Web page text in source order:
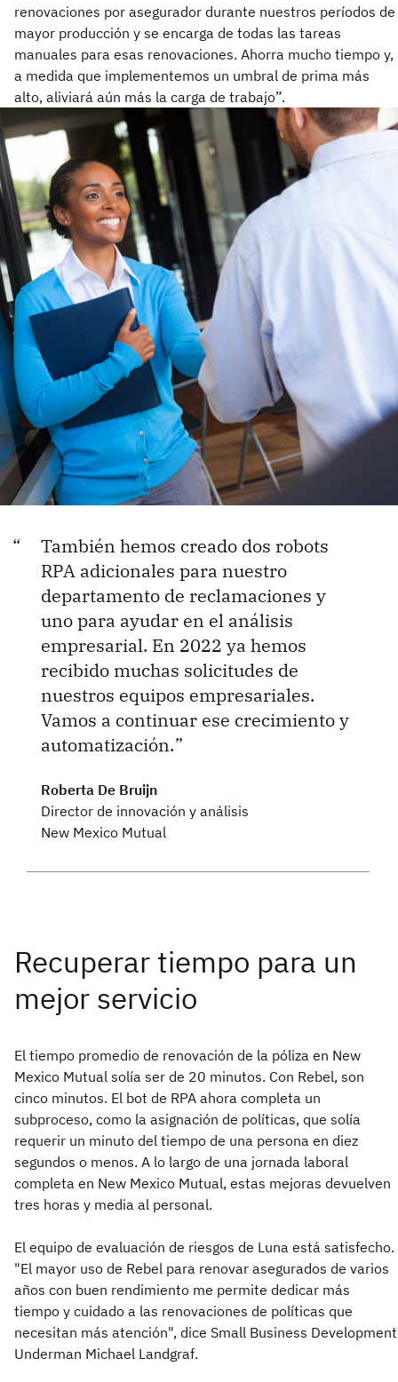
renovaciones por asegurador durante nuestros períodos de
mayor producción y se encarga de todas las tareas
manuales para esas renovaciones. Ahorra mucho tiempo y,
a medida que implementemos un umbral de prima más
alto, aliviará aún más la carga de trabajo”.
También hemos creado dos robots
RPA adicionales para nuestro
departamento de reclamaciones y
uno para ayudar en el análisis
empresarial. En 2022 ya hemos
recibido muchas solicitudes de
nuestros equipos empresariales.
Vamos a continuar ese crecimiento y
automatización.
Roberta De Bruijn
Director de innovación y análisis
New Mexico Mutual
El tiempo promedio de renovación de la póliza en New
Mexico Mutual solía ser de 20 minutos. Con Rebel, son
cinco minutos. El bot de RPA ahora completa un
subproceso, como la asignación de políticas, que solía
requerir un minuto del tiempo de una persona en diez
segundos o menos. A lo largo de una jornada laboral
completa en New Mexico Mutual, estas mejoras devuelven
tres horas y media al personal.
El equipo de evaluación de riesgos de Luna está satisfecho.
"El mayor uso de Rebel para renovar asegurados de varios
años con buen rendimiento me permite dedicar más
tiempo y cuidado a las renovaciones de políticas que
necesitan más atención", dice Small Business Development
Underman Michael Landgraf.